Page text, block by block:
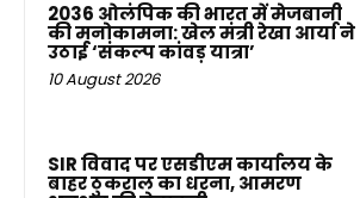
2036 ओलंपिक की भारत में मेजबानी
की मनोकामना: खेल मंत्री रेखा आर्या ने
उठाई ‘संकल्प कांवड़ यात्रा’
10 August 2026
SIR विवाद पर एसडीएम कार्यालय के
बाहर ठुकराल का धरना, आमरण